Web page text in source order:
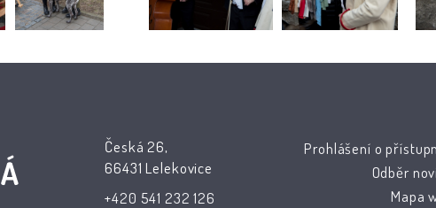
Česká 26,
66431 Lelekovice
+420 541 232 126
Prohlášení o
Odběr
Mapa